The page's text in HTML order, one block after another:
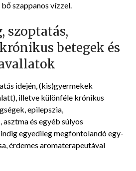
szappanos vízzel.
szoptatás,
betegek és
idején, (kis)gyermekek
illetve különféle krónikus
epilepszia,
és egyéb súlyos
egyedileg megfontolandó egy-
érdemes aromaterapeutával